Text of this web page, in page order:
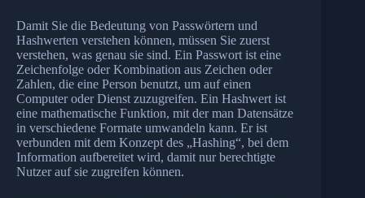
Damit Sie die Bedeutung von Passwörtern und
Hashwerten verstehen können, müssen Sie zuerst
verstehen, was genau sie sind. Ein Passwort ist eine
Zeichenfolge oder Kombination aus Zeichen oder
Zahlen, die eine Person benutzt, um auf einen
Computer oder Dienst zuzugreifen. Ein Hashwert ist
eine mathematische Funktion, mit der man Datensätze
in verschiedene Formate umwandeln kann. Er ist
verbunden mit dem Konzept des „Hashing“, bei dem
Information aufbereitet wird, damit nur berechtigte
Nutzer auf sie zugreifen können.